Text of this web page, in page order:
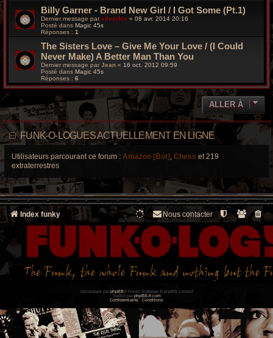
Billy Garner - Brand New Girl / I Got Some (Pt.1)
Dernier message parsilverfox « 08 avr. 2014 20:16
Posté dans Magic 45s
Réponses : 1
The Sisters Love – Give Me Your Love / (I Could
Never Make) A Better Man Than You
Dernier message par Jean « 16 oct. 2012 09:59
Posté dans Magic 45s
Réponses : 6
ALLER À
FUNK-O-LOGUES ACTUELLEMENT EN LIGNE
Utilisateurs parcourant ce forum : Amazon [Bot] , Chess et 219
extraterrestres
Index funky Nous contacter
Développé par phpBB® Forum Software © phpBB Limited
Traduit par phpBB-fr.com
Confidentialité
Conditions